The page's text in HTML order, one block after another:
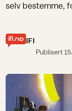
selv bestemme,
IFI
Publisert